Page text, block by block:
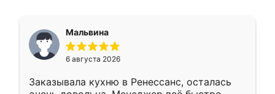
Мальвина
6 августа 2026
Заказывала кухню в Ренессанс, осталась